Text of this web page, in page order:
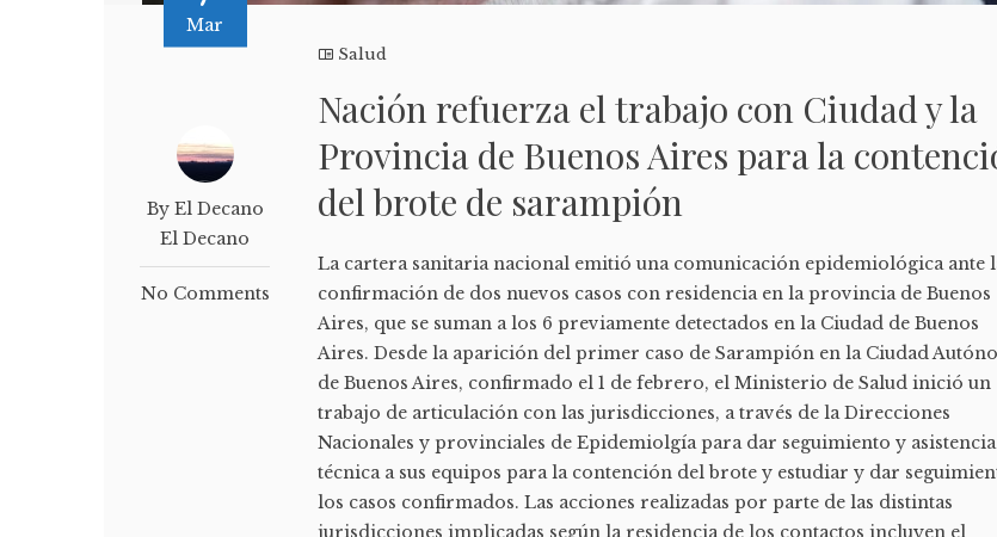
Mar
By El Decano
El Decano
No Comments
Salud
Nación refuerza el trabajo con Ciudad y la
Provincia de Buenos Aires para la
del brote de sarampión
La cartera sanitaria nacional emitió una comunicación epidemiológica ante
confirmación de dos nuevos casos con residencia en la provincia de Buenos
Aires, que se suman a los 6 previamente detectados en la Ciudad de Buenos
Aires. Desde la aparición del primer caso de Sarampión en la Ciudad
de Buenos Aires, confirmado el 1 de febrero, el Ministerio de Salud inició un
trabajo de articulación con las jurisdicciones, a través de la Direcciones
Nacionales y provinciales de Epidemiolgía para dar seguimiento y asistencia
técnica a sus equipos para la contención del brote y estudiar y dar
los casos confirmados. Las acciones realizadas por parte de las distintas
jurisdicciones implicadas según la residencia de los contactos incluyen el